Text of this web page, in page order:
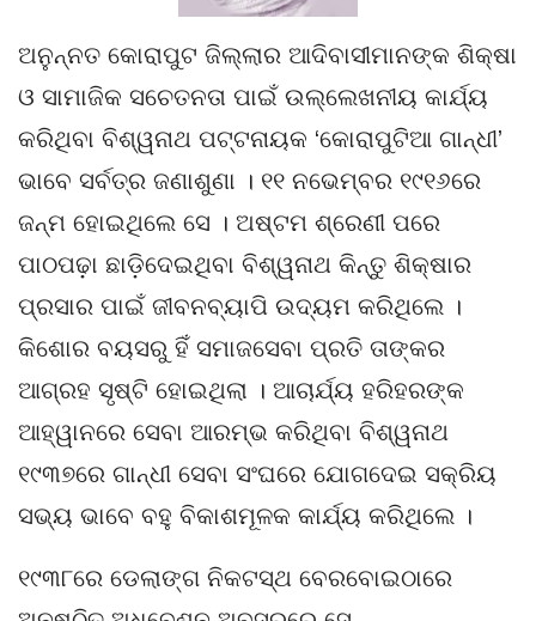
ଅନୁନ୍ନତ କୋରାପୁଟ ଜିଲ୍ଲାର ଆଦିବାସୀମାନଙ୍କ ଶିକ୍ଷା
ଓ ସାମାଜିକ ସଚେତନତା ପାଇଁ ଉଲ୍ଲେଖନୀୟ କାର୍ଯ୍ୟ
କରିଥିବା ବିଶ୍ୱନାଥ ପଟ୍ଟନାୟକ ‘କୋରାପୁଟିଆ ଗାନ୍ଧୀ’
ଭାବେ ସର୍ବତ୍ର ଜଣାଶୁଣା । ୧୧ ନଭେମ୍ବର ୧୯୧୬ରେ
ଜନ୍ମ ହୋଇଥିଲେ ସେ । ଅଷ୍ଟମ ଶ୍ରେଣୀ ପରେ
ପାଠପଢ଼ା ଛାଡ଼ିଦେଇଥିବା ବିଶ୍ୱନାଥ କିନ୍ତୁ ଶିକ୍ଷାର
ପ୍ରସାର ପାଇଁ ଜୀବନବ୍ୟାପି ଉଦ୍ୟମ କରିଥିଲେ ।
କିଶୋର ବୟସରୁ ହିଁ ସମାଜସେବା ପ୍ରତି ତାଙ୍କର
ଆଗ୍ରହ ସୃଷ୍ଟି ହୋଇଥିଲା । ଆଚାର୍ଯ୍ୟ ହରିହରଙ୍କ
ଆହ୍ୱାନରେ ସେବା ଆରମ୍ଭ କରିଥିବା ବିଶ୍ୱନାଥ
୧୯୩୭ରେ ଗାନ୍ଧୀ ସେବା ସଂଘରେ ଯୋଗଦେଇ ସକ୍ରିୟ
ସଭ୍ୟ ଭାବେ ବହୁ ବିକାଶମୂଳକ କାର୍ଯ୍ୟ କରିଥିଲେ ।
୧୯୩୮ରେ ଡେଲାଙ୍ଗ ନିକଟସ୍ଥ ବେରବୋଇଠାରେ